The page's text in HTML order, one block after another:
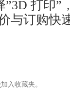
打印”
与订购快
加入收藏夹。